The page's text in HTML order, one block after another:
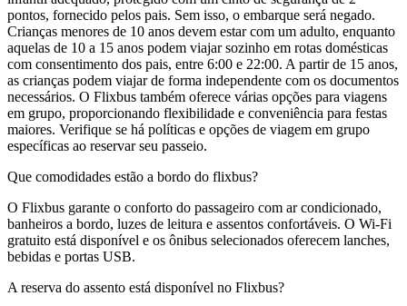
pontos, fornecido pelos pais. Sem isso, o embarque será negado.
Crianças menores de 10 anos devem estar com um adulto, enquanto
aquelas de 10 a 15 anos podem viajar sozinho em rotas domésticas
com consentimento dos pais, entre 6:00 e 22:00. A partir de 15 anos,
as crianças podem viajar de forma independente com os documentos
necessários. O Flixbus também oferece várias opções para viagens
em grupo, proporcionando flexibilidade e conveniência para festas
maiores. Verifique se há políticas e opções de viagem em grupo
específicas ao reservar seu passeio.
Que comodidades estão a bordo do flixbus?
O Flixbus garante o conforto do passageiro com ar condicionado,
banheiros a bordo, luzes de leitura e assentos confortáveis. O Wi-Fi
gratuito está disponível e os ônibus selecionados oferecem lanches,
bebidas e portas USB.
A reserva do assento está disponível no Flixbus?